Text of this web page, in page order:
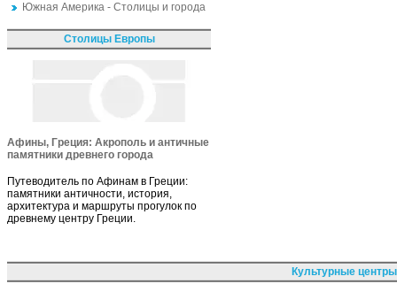
Южная Америка - Столицы и города
Столицы Европы
Афины, Греция: Акрополь и античные
памятники древнего города
Путеводитель по Афинам в Греции:
памятники античности, история,
архитектура и маршруты прогулок по
древнему центру Греции.
Культурные